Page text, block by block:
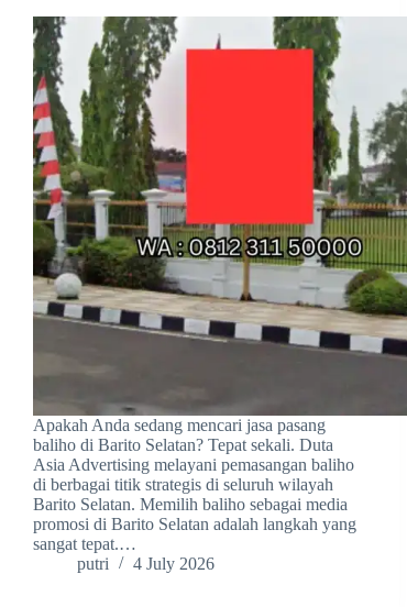
Apakah Anda sedang mencari jasa pasang
baliho di Barito Selatan? Tepat sekali. Duta
Asia Advertising melayani pemasangan baliho
di berbagai titik strategis di seluruh wilayah
Barito Selatan. Memilih baliho sebagai media
promosi di Barito Selatan adalah langkah yang
sangat tepat.…
putri
4 July 2026